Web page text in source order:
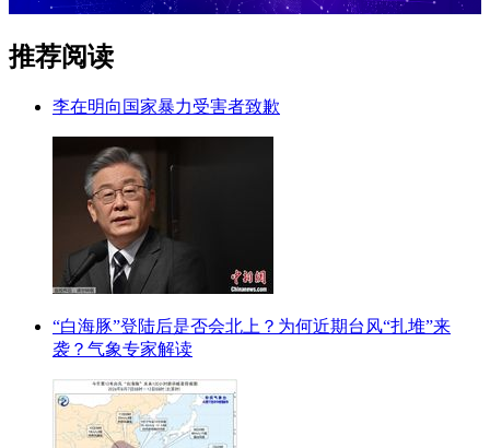
推荐阅读
李在明向国家暴力受害者致歉
“白海豚”登陆后是否会北上？为何近期台风“扎堆”来
袭？气象专家解读